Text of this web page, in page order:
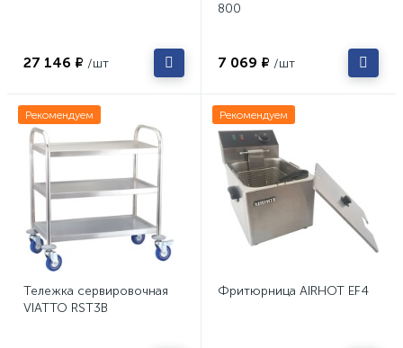
27 146 ₽ /шт
800
7 069 ₽ /шт
Рекомендуем
Тележка сервировочная
VIATTO RST3B
Рекомендуем
Фритюрница AIRHOT EF4